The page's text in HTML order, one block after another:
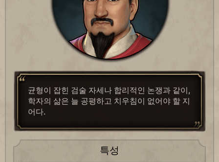
균형이 잡힌 검술 자세나 합리적인 논쟁과 같이,
학자의 삶은 늘 공평하고 치우침이 없어야 할 지
어다.
특성